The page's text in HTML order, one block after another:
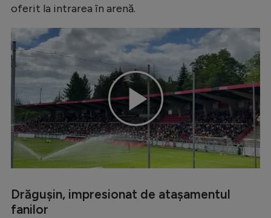
oferit la intrarea în arenă.
Play
Video
Drăgușin, impresionat de atașamentul
fanilor